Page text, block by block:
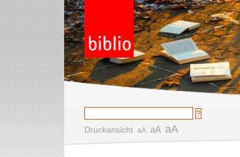
Druckansicht aA aA aA